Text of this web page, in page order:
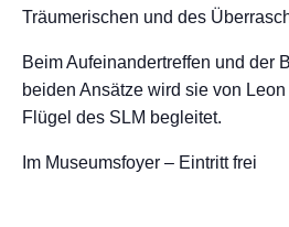
Träumerischen und des
Beim Aufeinandertreffen und der
beiden Ansätze wird sie von
Flügel des SLM begleitet.
Im Museumsfoyer – Eintritt frei